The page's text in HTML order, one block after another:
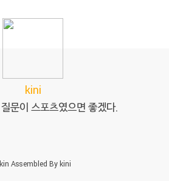
kini
문이 스포츠였으면 좋겠다.
Assembled Bykini